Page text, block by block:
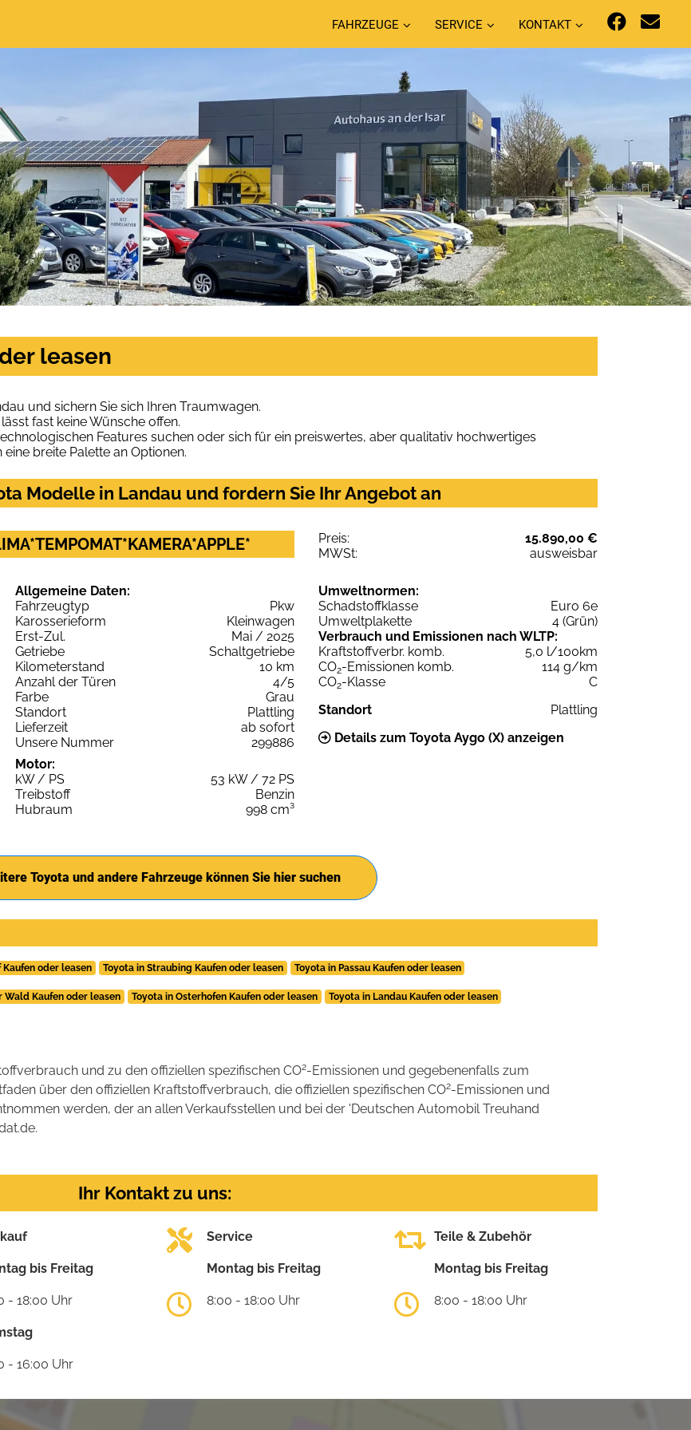
FAHRZEUGE SERVICE KONTAKT
leasen
und sichern Sie sich Ihren Traumwagen.
fast keine Wünsche offen.
Features suchen oder sich für ein preiswertes, aber qualitativ hochwertiges
breite Palette an Optionen.
Modelle in Landau und fordern Sie Ihr Angebot an
Preis:
15.890,00 €
MWSt:
ausweisbar
Allgemeine Daten:
Fahrzeugtyp
Pkw
Karosserieform
Kleinwagen
Erst-Zul.
Mai / 2025
Getriebe
Schaltgetriebe
Kilometerstand
10 km
Anzahl der Türen
4/5
Farbe
Grau
Standort
Plattling
Lieferzeit
ab sofort
Unsere Nummer
299886
Motor:
kW / PS
53 kW / 72 PS
Treibstoff
Benzin
Hubraum
998 cm³
Umweltnormen:
Schadstoffklasse
Euro 6e
Umweltplakette
4 (Grün)
Verbrauch und Emissionen nach WLTP:
Kraftstoffverbr. komb.
5,0 l/100km
CO2-Emissionen komb.
114 g/km
CO2-Klasse
C
Standort
Plattling
Details zum Toyota Aygo (X) anzeigen
Toyota und andere Fahrzeuge können Sie hier suchen
oder leasen Toyota in Straubing Kaufen oder leasen Toyota in Passau Kaufen oder leasen
Wald Kaufen oder leasen Toyota in Osterhofen Kaufen oder leasen Toyota in Landau Kaufen oder leasen
und zu den offiziellen spezifischen CO2-Emissionen und gegebenenfalls zum
über den offiziellen Kraftstoffverbrauch, die offiziellen spezifischen CO2-Emissionen und
werden, der an allen Verkaufsstellen und bei der 'Deutschen Automobil Treuhand
Ihr Kontakt zu uns:
bis Freitag
- 18:00 Uhr
- 16:00 Uhr
Service
Montag bis Freitag
8:00 - 18:00 Uhr
Teile & Zubehör
Montag bis Freitag
8:00 - 18:00 Uhr